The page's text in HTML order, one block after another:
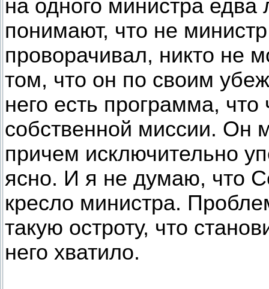
на одного министра
понимают, что не
проворачивал, никто не
том, что он по своим
него есть программа,
собственной миссии. Он
причем исключительно
ясно. И я не думаю, что
кресло министра.
такую остроту, что
него хватило.